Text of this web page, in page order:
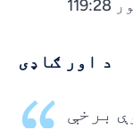
د اور ګاډی
برخې